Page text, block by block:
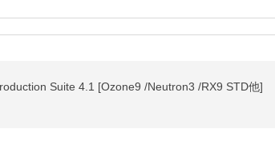
Suite 4.1 [Ozone9 /Neutron3 /RX9 STD他]